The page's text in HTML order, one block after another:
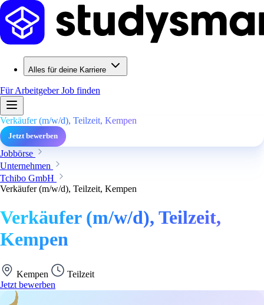
Alles für deine Karriere
Für ArbeitgeberJob finden
Verkäufer (m/w/d), Teilzeit, Kempen
Jetzt bewerben
Jobbörse
Unternehmen
Tchibo GmbH
Verkäufer (m/w/d), Teilzeit, Kempen
Verkäufer (m/w/d), Teilzeit,
Kempen
Kempen
Teilzeit
Jetzt bewerben